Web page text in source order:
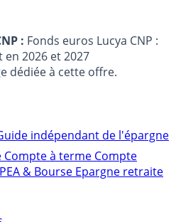
: Fonds euros Lucya CNP :
en 2026 et 2027
dédiée à cette offre.
indépendant de l'épargne
Compte à terme Compte
PEA & Bourse Epargne retraite